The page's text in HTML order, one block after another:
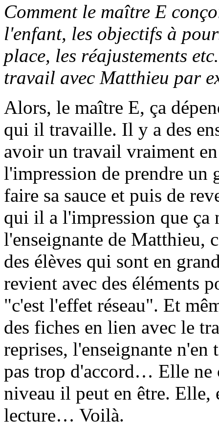
Comment le maître E
l'enfant, les objectifs à
place, les réajustements
travail avec Matthieu par
Alors, le maître E, ça
qui il travaille. Il y a des
avoir un travail vraiment
l'impression de prendre un
faire sa sauce et puis de
qui il a l'impression que ça
l'enseignante de Matthieu,
des élèves qui sont en
revient avec des éléments
"c'est l'effet réseau". Et
des fiches en lien avec le
reprises, l'enseignante n'en
pas trop d'accord… Elle ne
niveau il peut en être.
lecture… Voilà.